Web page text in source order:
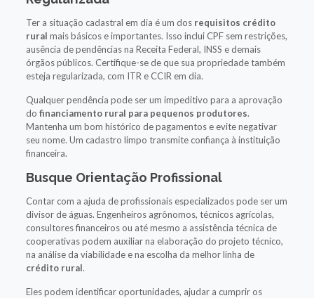
Ter a situação cadastral em dia é um dos requisitos crédito
rural mais básicos e importantes. Isso inclui CPF sem restrições,
ausência de pendências na Receita Federal, INSS e demais
órgãos públicos. Certifique-se de que sua propriedade também
esteja regularizada, com ITR e CCIR em dia.
Qualquer pendência pode ser um impeditivo para a aprovação
do financiamento rural para pequenos produtores.
Mantenha um bom histórico de pagamentos e evite negativar
seu nome. Um cadastro limpo transmite confiança à instituição
financeira.
Busque Orientação Profissional
Contar com a ajuda de profissionais especializados pode ser um
divisor de águas. Engenheiros agrônomos, técnicos agrícolas,
consultores financeiros ou até mesmo a assistência técnica de
cooperativas podem auxiliar na elaboração do projeto técnico,
na análise da viabilidade e na escolha da melhor linha de
crédito rural.
Eles podem identificar oportunidades, ajudar a cumprir os